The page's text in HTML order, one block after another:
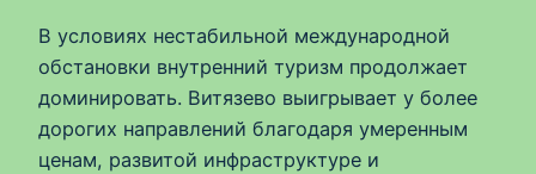
В условиях нестабильной международной
обстановки внутренний туризм продолжает
доминировать. Витязево выигрывает у более
дорогих направлений благодаря умеренным
ценам, развитой инфраструктуре и